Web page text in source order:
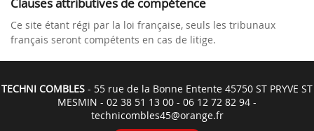
Ce site étant régi par la loi française, seuls les tribunaux
français seront compétents en cas de litige.
TECHNI COMBLES - 55 rue de la Bonne Entente 45750 ST PRYVE ST
MESMIN - 02 38 51 13 00 - 06 12 72 82 94 -
technicombles45@orange.fr